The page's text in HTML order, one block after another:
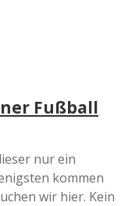
Fußball
nur ein
kommen
wir hier. Kein